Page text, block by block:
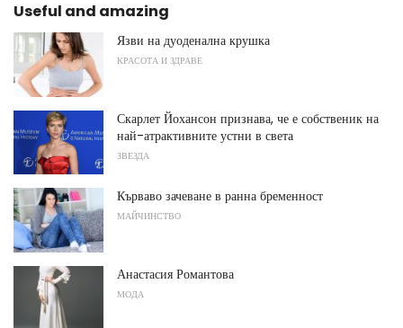
Useful and amazing
Язви на дуоденална крушка
КРАСОТА И ЗДРАВЕ
Скарлет Йохансон признава, че е собственик на
най-атрактивните устни в света
ЗВЕЗДА
Кърваво зачеване в ранна бременност
МАЙЧИНСТВО
Анастасия Романтова
МОДА